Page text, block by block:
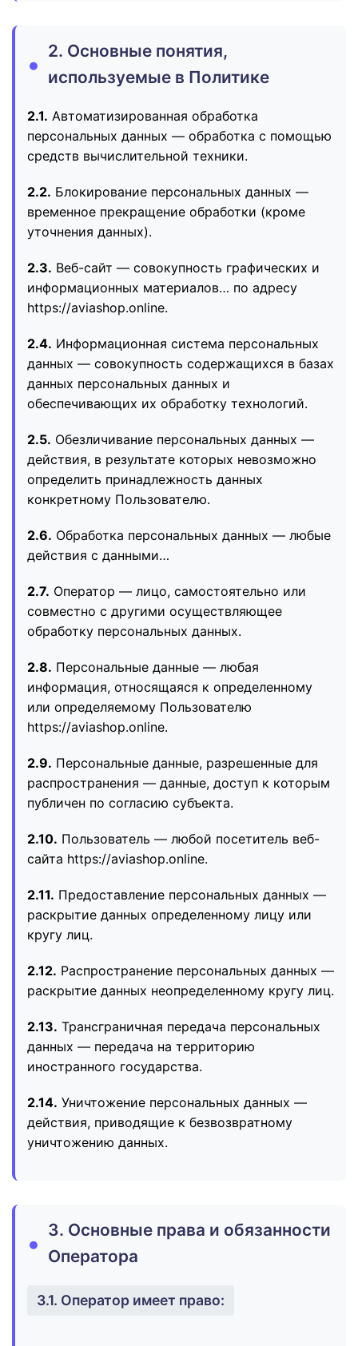
2. Основные понятия,
используемые в Политике
2.1. Автоматизированная обработка
персональных данных — обработка с помощью
средств вычислительной техники.
2.2. Блокирование персональных данных —
временное прекращение обработки (кроме
уточнения данных).
2.3. Веб-сайт — совокупность графических и
информационных материалов… по адресу
https://aviashop.online.
2.4. Информационная система персональных
данных — совокупность содержащихся в базах
данных персональных данных и
обеспечивающих их обработку технологий.
2.5. Обезличивание персональных данных —
действия, в результате которых невозможно
определить принадлежность данных
конкретному Пользователю.
2.6. Обработка персональных данных — любые
действия с данными…
2.7. Оператор — лицо, самостоятельно или
совместно с другими осуществляющее
обработку персональных данных.
2.8. Персональные данные — любая
информация, относящаяся к определенному
или определяемому Пользователю
https://aviashop.online.
2.9. Персональные данные, разрешенные для
распространения — данные, доступ к которым
публичен по согласию субъекта.
2.10. Пользователь — любой посетитель веб-
сайта https://aviashop.online.
2.11. Предоставление персональных данных —
раскрытие данных определенному лицу или
кругу лиц.
2.12. Распространение персональных данных —
раскрытие данных неопределенному кругу лиц.
2.13. Трансграничная передача персональных
данных — передача на территорию
иностранного государства.
2.14. Уничтожение персональных данных —
действия, приводящие к безвозвратному
уничтожению данных.
3. Основные права и обязанности
Оператора
3.1. Оператор имеет право: